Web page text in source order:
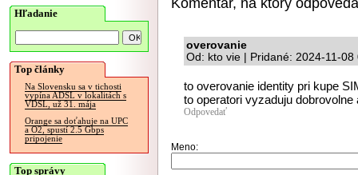
Hľadanie
Top články
Na Slovensku sa v tichosti
vypína ADSL v lokalitách s
VDSL, už 31. mája
Orange sa doťahuje na UPC
a O2, spustí 2.5 Gbps
pripojenie
Top správy
overovanie
Od: kto vie | Pridané: 2024-11-08
to overovanie identity pri kupe
to operatori vyzaduju dobrovolne
Odpovedať
Meno: